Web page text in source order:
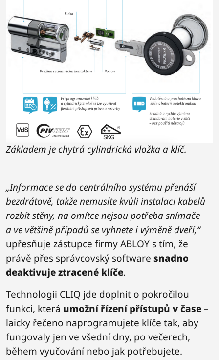
Základem je chytrá cylindrická vložka a klíč.
„Informace se do centrálního systému přenáší
bezdrátově, takže nemusíte kvůli instalaci kabelů
rozbít stěny, na omítce nejsou potřeba snímače
a ve většině případů se vyhnete i výměně dveří,“
upřesňuje zástupce firmy ABLOY s tím, že
právě přes správcovský software snadno
deaktivuje ztracené klíče.
Technologii CLIQ jde doplnit o pokročilou
funkci, která umožní řízení přístupů v čase–
laicky řečeno naprogramujete klíče tak, aby
fungovaly jen ve všední dny, po večerech,
během vyučování nebo jak potřebujete.